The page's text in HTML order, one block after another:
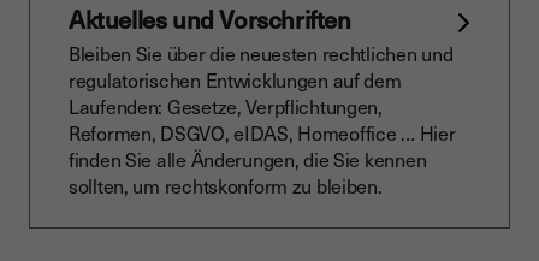
Aktuelles und Vorschriften
Bleiben Sie über die neuesten rechtlichen und
regulatorischen Entwicklungen auf dem
Laufenden: Gesetze, Verpflichtungen,
Reformen, DSGVO, eIDAS, Homeoffice … Hier
finden Sie alle Änderungen, die Sie kennen
sollten, um rechtskonform zu bleiben.